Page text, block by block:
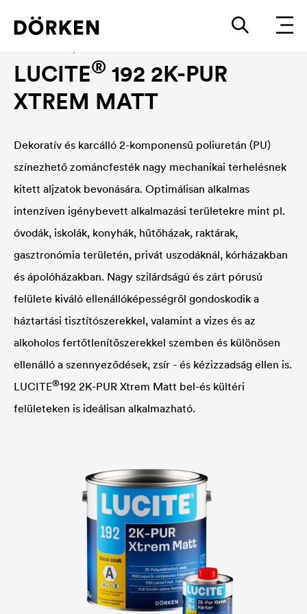
LUCITE® 192 2K-PUR
XTREM MATT
Dekoratív és karcálló 2-komponensű poliuretán (PU)
színezhető zománcfesték nagy mechanikai terhelésnek
kitett aljzatok bevonására. Optimálisan alkalmas
intenzíven igénybevett alkalmazási területekre mint pl.
óvodák, iskolák, konyhák, hűtőházak, raktárak,
gasztronómia területén, privát uszodáknál, kórházakban
és ápolóházakban. Nagy szilárdságú és zárt pórusú
felülete kiváló ellenállóképességről gondoskodik a
háztartási tisztítószerekkel, valamint a vizes és az
alkoholos fertőtlenítőszerekkel szemben és különösen
ellenálló a szennyeződések, zsír - és kézizzadság ellen is.
LUCITE®192 2K-PUR Xtrem Matt bel-és kültéri
felületeken is ideálisan alkalmazható.